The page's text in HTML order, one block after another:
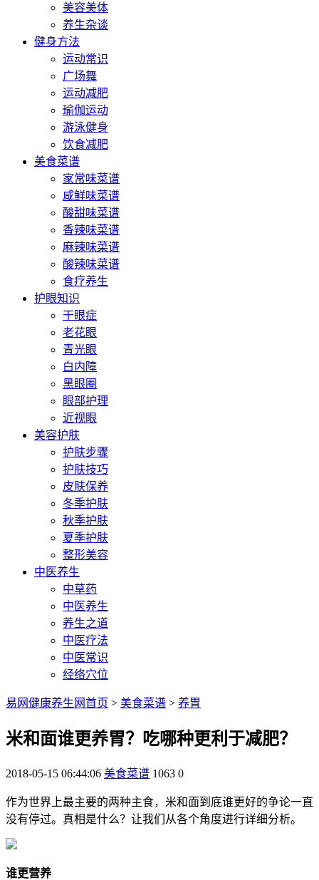
美容美体
养生杂谈
健身方法
运动常识
广场舞
运动减肥
瑜伽运动
游泳健身
饮食减肥
美食菜谱
家常味菜谱
咸鲜味菜谱
酸甜味菜谱
香辣味菜谱
麻辣味菜谱
酸辣味菜谱
食疗养生
护眼知识
干眼症
老花眼
青光眼
白内障
黑眼圈
眼部护理
近视眼
美容护肤
护肤步骤
护肤技巧
皮肤保养
冬季护肤
秋季护肤
夏季护肤
整形美容
中医养生
中草药
中医养生
养生之道
中医疗法
中医常识
经络穴位
易网健康养生网首页 > 美食菜谱 > 养胃
米和面谁更养胃？吃哪种更利于减肥？
2018-05-15 06:44:06 美食菜谱 1063 0
作为世界上最主要的两种主食，米和面到底谁更好的争论一直
没有停过。真相是什么？让我们从各个角度进行详细分析。
谁更营养